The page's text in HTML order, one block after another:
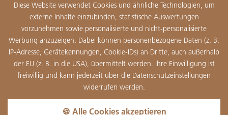
Diese Website verwendet Cookies und ähnliche Technologien, um
externe Inhalte einzubinden, statistische Auswertungen
vorzunehmen sowie personalisierte und nicht-personalisierte
Werbung anzuzeigen. Dabei können personenbezogene Daten (z. B.
IP-Adresse, Gerätekennungen, Cookie-IDs) an Dritte, auch außerhalb
der EU (z. B. in die USA), übermittelt werden. Ihre Einwilligung ist
freiwillig und kann jederzeit über die Datenschutzeinstellungen
widerrufen werden.
🍪 Alle Cookies akzeptieren